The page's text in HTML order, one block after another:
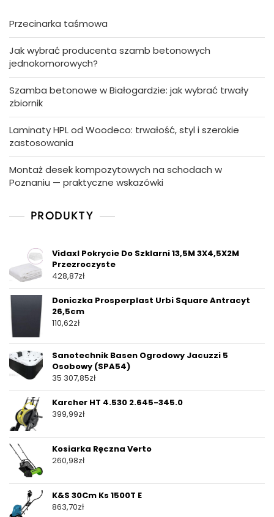
Przecinarka taśmowa
Jak wybrać producenta szamb betonowych
jednokomorowych?
Szamba betonowe w Białogardzie: jak wybrać trwały
zbiornik
Laminaty HPL od Woodeco: trwałość, styl i szerokie
zastosowania
Montaż desek kompozytowych na schodach w
Poznaniu — praktyczne wskazówki
PRODUKTY
Vidaxl Pokrycie Do Szklarni 13,5M 3X4,5X2M
Przezroczyste
428,87zł
Doniczka Prosperplast Urbi Square Antracyt
26,5cm
110,62zł
Sanotechnik Basen Ogrodowy Jacuzzi 5
Osobowy (SPA54)
35 307,85zł
Karcher HT 4.530 2.645-345.0
399,99zł
Kosiarka Ręczna Verto
260,98zł
K&S 30Cm Ks 1500T E
863,70zł